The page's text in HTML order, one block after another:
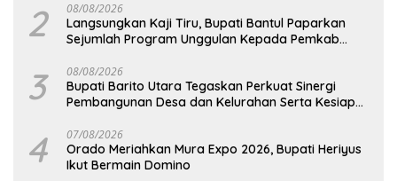
2 08/08/2026
Langsungkan Kaji Tiru, Bupati Bantul Paparkan
Sejumlah Program Unggulan Kepada Pemkab
3 08/08/2026
Bupati Barito Utara Tegaskan Perkuat Sinergi
Pembangunan Desa dan Kelurahan Serta Kesiapan
4 07/08/2026
Orado Meriahkan Mura Expo 2026, Bupati Heriyus
Ikut Bermain Domino